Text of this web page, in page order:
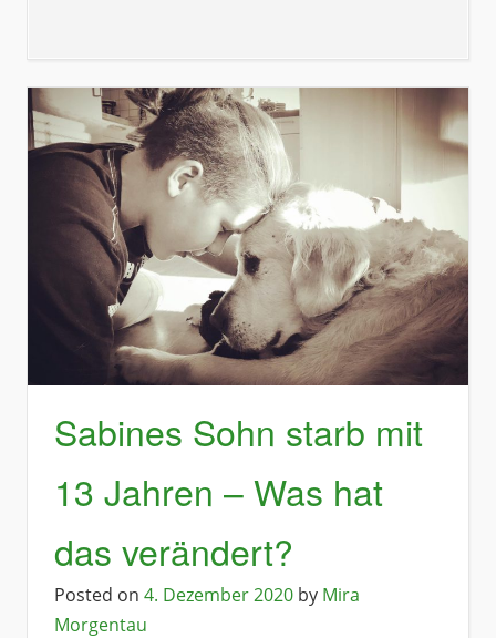
Sabines Sohn starb mit
13 Jahren – Was hat
das verändert?
Posted on 4. Dezember 2020 by Mira
Morgentau